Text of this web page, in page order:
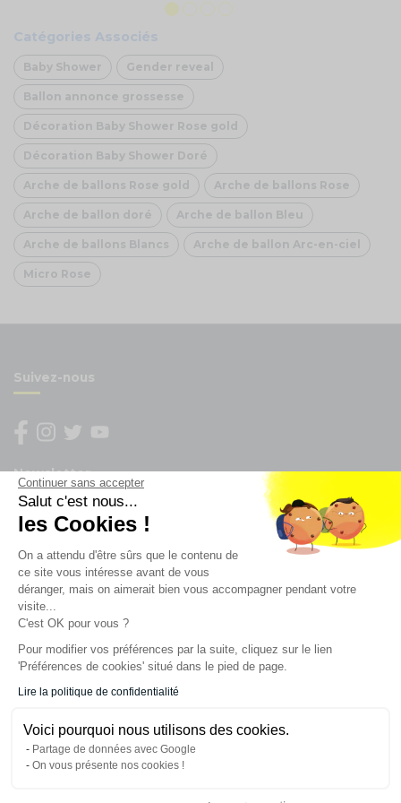
Continuer sans accepter
Salut c'est nous...
les Cookies !
On a attendu d'être sûrs que le contenu de
ce site vous intéresse avant de vous
déranger, mais on aimerait bien vous accompagner pendant votre
visite...
C'est OK pour vous ?
Pour modifier vos préférences par la suite, cliquez sur le lien
'Préférences de cookies' situé dans le pied de page.
Lire la politique de confidentialité
Voici pourquoi nous utilisons des cookies.
Partage de données avec Google
On vous présente nos cookies !
Catégories Associés
Baby Shower Gender reveal
Ballon annonce grossesse
Décoration Baby Shower Rose gold
Décoration Baby Shower Doré
Arche de ballons Rose gold Arche de ballons Rose
Arche de ballon doré Arche de ballon Bleu
Arche de ballons Blancs Arche de ballon Arc-en-ciel
Micro Rose
Suivez-nous
Newsletter
Enregistrez vous à la newsletter
Restez à l'actualité sur nos produits et les offres du
moment
NOS SERVICES
INFORMATIONS
CONTACT